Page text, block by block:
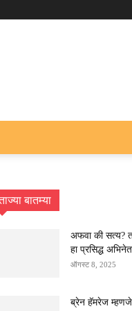
बातम्या
अफवा की सत्य?
हा प्रसिद्ध
ऑगस्ट 8, 2025
ब्रेन हॅमरेज